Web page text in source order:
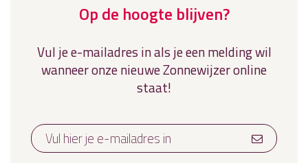
Op de hoogte blijven?
Vul je e-mailadres in als je een melding wil
wanneer onze nieuwe Zonnewijzer online
staat!